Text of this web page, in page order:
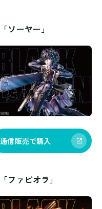
「ソーヤー」
通信販売で購入
「ファビオラ」